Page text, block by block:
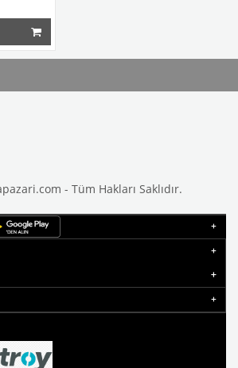
- Tüm Hakları Saklıdır.